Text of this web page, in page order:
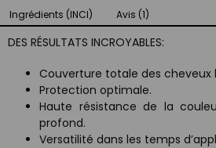
Ingrédients (INCI)
Avis (1)
DES RÉSULTATS INCROYABLES:
Couverture totale des cheveux
Protection optimale.
Haute résistance de la
profond.
Versatilité dans les temps